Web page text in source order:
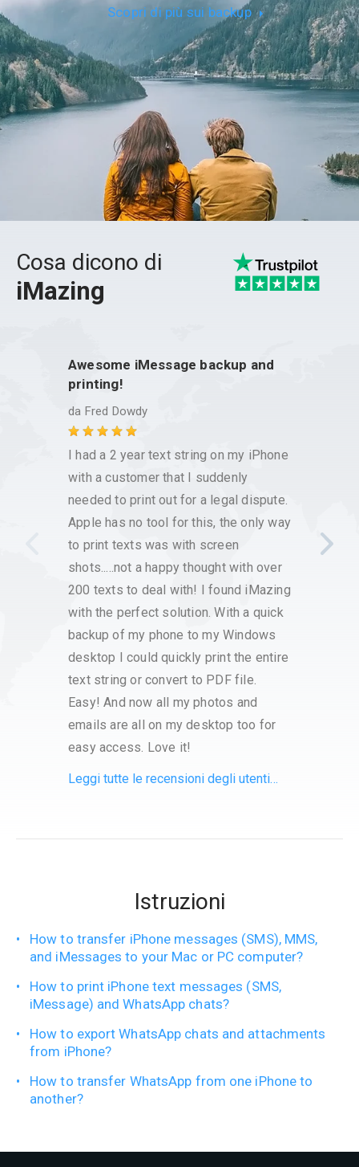
Scopri di più sui backup
Cosa dicono di
iMazing
Awesome iMessage backup and
printing!
da Fred Dowdy
I had a 2 year text string on my iPhone
with a customer that I suddenly
needed to print out for a legal dispute.
Apple has no tool for this, the only way
to print texts was with screen
shots.....not a happy thought with over
200 texts to deal with! I found iMazing
with the perfect solution. With a quick
backup of my phone to my Windows
desktop I could quickly print the entire
text string or convert to PDF file.
Easy! And now all my photos and
emails are all on my desktop too for
easy access. Love it!
Leggi tutte le recensioni degli utenti…
Istruzioni
How to transfer iPhone messages (SMS), MMS,
and iMessages to your Mac or PC computer?
How to print iPhone text messages (SMS,
iMessage) and WhatsApp chats?
How to export WhatsApp chats and attachments
from iPhone?
How to transfer WhatsApp from one iPhone to
another?